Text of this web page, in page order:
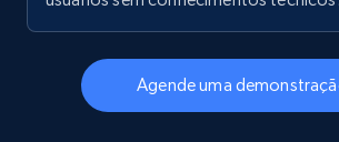
Walmart - products - Collects
specific keywords
URL, Final price, Sku, Currency, Gtin,
Specifications, Image urls, Top
Agende uma